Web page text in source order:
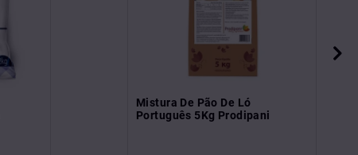
Mistura De Pão De Ló
Português 5Kg Prodipani